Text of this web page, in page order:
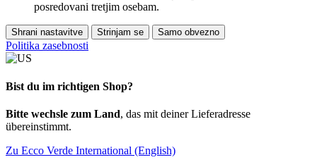
posredovani tretjim osebam.
Shrani nastavitve Strinjam se Samo obvezno
Politika zasebnosti
Bist du im richtigen Shop?
Bitte wechsle zum Land, das mit deiner Lieferadresse
übereinstimmt.
Zu Ecco Verde International (English)